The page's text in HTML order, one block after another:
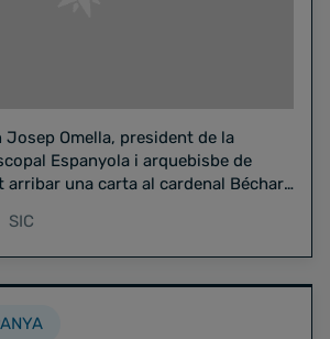
Josep Omella, president de la
Espanyola i arquebisbe de
arribar una carta al cardenal Béchara
SIC